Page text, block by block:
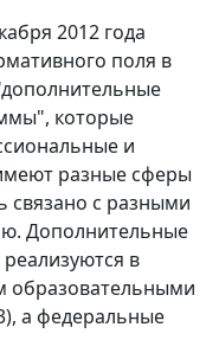
2012 года
поля в
которые
и
разные сферы
связано с разными
Дополнительные
в
образовательными
а федеральные